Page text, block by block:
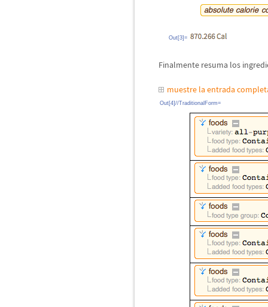
Out[3]=
Finalmente resuma los
muestre la entrada
Out[4]//TraditionalForm=